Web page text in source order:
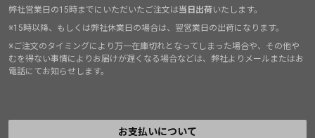
弊社営業日の15時までにいただいたご注文は当日出荷いたします。
※15時以降、もしくは弊社休業日の場合は、翌営業日の出荷になります。
※ご注文のタイミングにより万一在庫切れとなってしまった場合や、その他や
むを得ない事情によりお届けが遅くなる場合などは、弊社よりメールまたはお
電話にてお知らせします。
お支払いについて